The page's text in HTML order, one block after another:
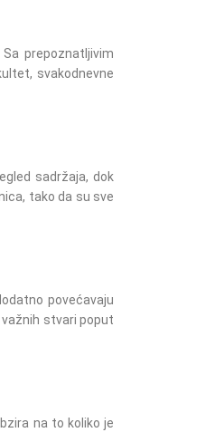
prepoznatljivim
svakodnevne
sadržaja, dok
tako da su sve
povećavaju
stvari poput
na to koliko je